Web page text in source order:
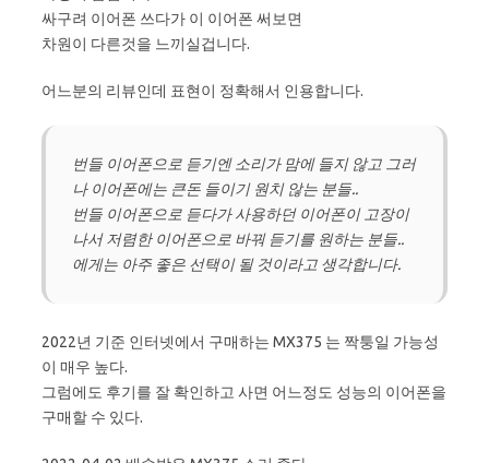
싸구려 이어폰 쓰다가 이 이어폰 써보면
차원이 다른것을 느끼실겁니다.
어느분의 리뷰인데 표현이 정확해서 인용합니다.
번들 이어폰으로 듣기엔 소리가 맘에 들지 않고 그러
나 이어폰에는 큰돈 들이기 원치 않는 분들..
번들 이어폰으로 듣다가 사용하던 이어폰이 고장이
나서 저렴한 이어폰으로 바꿔 듣기를 원하는 분들..
에게는 아주 좋은 선택이 될 것이라고 생각합니다.
2022년 기준 인터넷에서 구매하는 MX375 는 짝퉁일 가능성
이 매우 높다.
그럼에도 후기를 잘 확인하고 사면 어느정도 성능의 이어폰을
구매할 수 있다.